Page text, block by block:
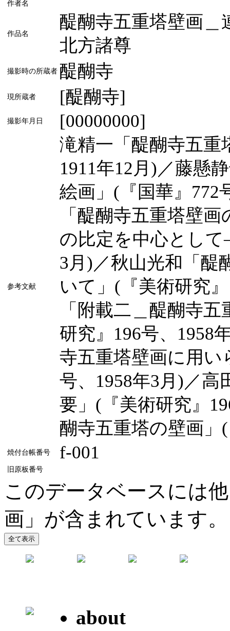
作者名
作品名
醍醐寺五重塔壁画＿
北方諸尊
撮影時の所蔵者 醍醐寺
現所蔵者 [醍醐寺]
撮影年月日 [00000000]
参考文献
滝精一「醍醐寺五重
1911年12月)／藤懸
絵画」(『国華』772
「醍醐寺五重塔壁
の比定を中心とし
3月)／秋山光和「醍
いて」(『美術研究
「附載二＿醍醐寺
研究』196号、1958
寺五重塔壁画に用い
号、1958年3月)／高
要」(『美術研究』
醐寺五重塔の壁画」
焼付台帳番号 f-001
旧原板番号
このデータベースには
画」が含まれています。
about